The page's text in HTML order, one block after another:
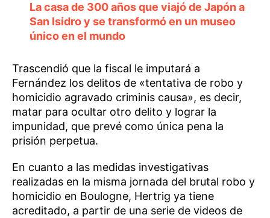
La casa de 300 años que viajó de Japón a
San Isidro y se transformó en un museo
único en el mundo
Trascendió que la fiscal le imputará a
Fernández los delitos de «tentativa de robo y
homicidio agravado criminis causa», es decir,
matar para ocultar otro delito y lograr la
impunidad, que prevé como única pena la
prisión perpetua.
En cuanto a las medidas investigativas
realizadas en la misma jornada del brutal robo y
homicidio en Boulogne, Hertrig ya tiene
acreditado, a partir de una serie de videos de